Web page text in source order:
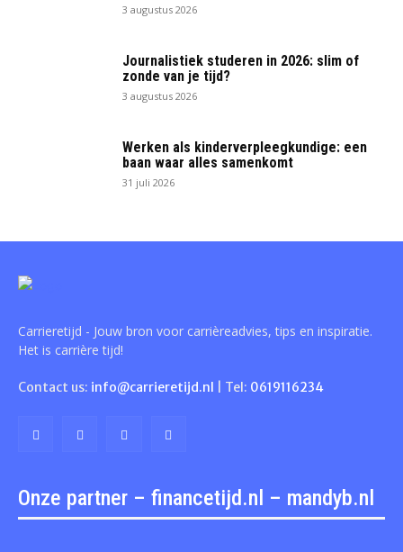
3 augustus 2026
Journalistiek studeren in 2026: slim of
zonde van je tijd?
3 augustus 2026
Werken als kinderverpleegkundige: een
baan waar alles samenkomt
31 juli 2026
Carrieretijd - Jouw bron voor carrièreadvies, tips en inspiratie.
Het is carrière tijd!
Contact us: info@carrieretijd.nl | Tel: 0619116234
Onze partner – financetijd.nl – mandyb.nl